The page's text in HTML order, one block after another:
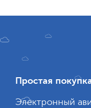
Простая
Электронный